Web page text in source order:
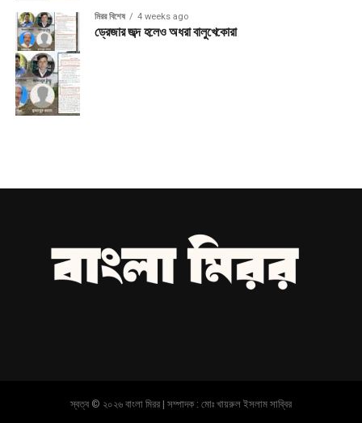
মিরর বিশেষ 4 weeks ago
ড্রেজার জব্দ হলেও অধরা বালুখেকোরা
স্বত্ব © ২০২৬ বাংলা মিরর | সম্পাদক : মোঃ খায়রুল ইসলাম সাব্বির